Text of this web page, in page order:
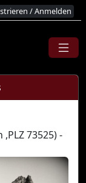
/ Anmelden
73525) -